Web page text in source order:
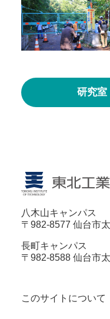
研究室
八木山キャンパス
〒982-8577 仙台市
長町キャンパス
〒982-8588 仙台市
このサイトについて